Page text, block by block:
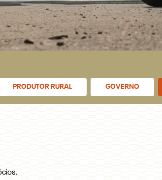
PRODUTOR RURAL GOVERNO